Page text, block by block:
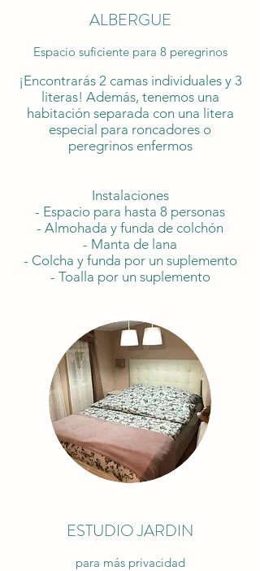
ALBERGUE
Espacio suficiente para 8 peregrinos
¡Encontrarás 2 camas individuales y 3
literas! Además, tenemos una
habitación separada con una litera
especial para roncadores o
peregrinos enfermos
Instalaciones
- Espacio para hasta 8 personas
- Almohada y funda de colchón
- Manta de lana
- Colcha y funda por un suplemento
- Toalla por un suplemento
ESTUDIO JARDIN
para más privacidad